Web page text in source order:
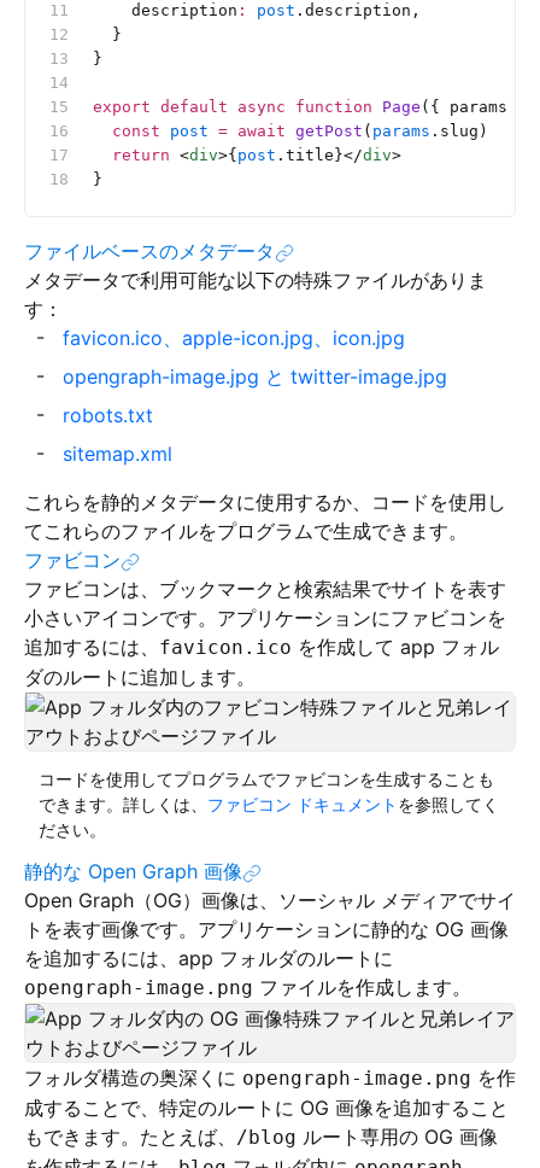
    description
: post .description,
  }
}
export default async function Page ({ params }
  const
post = await getPost ( params .slug)
  return
<div>{ post .title}</div>
}
ファイルベースのメタデータ
メタデータで利用可能な以下の特殊ファイルがありま
す：
favicon.ico、apple-icon.jpg、icon.jpg
opengraph-image.jpg と twitter-image.jpg
robots.txt
sitemap.xml
これらを静的メタデータに使用するか、コードを使用し
てこれらのファイルをプログラムで生成できます。
ファビコン
ファビコンは、ブックマークと検索結果でサイトを表す
小さいアイコンです。アプリケーションにファビコンを
追加するには、 favicon.ico を作成して app フォル
ダのルートに追加します。
コードを使用してプログラムでファビコンを生成することも
できます。詳しくは、 ファビコン ドキュメント を参照してく
ださい。
静的な Open Graph 画像
Open Graph（OG）画像は、ソーシャル メディアでサイ
トを表す画像です。アプリケーションに静的な OG 画像
を追加するには、app フォルダのルートに
opengraph-image.png ファイルを作成します。
フォルダ構造の奥深くに opengraph-image.png を作
成することで、特定のルートに OG 画像を追加すること
もできます。たとえば、 /blog ルート専用の OG 画像